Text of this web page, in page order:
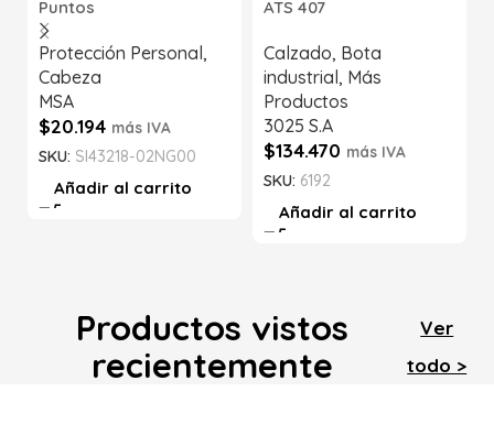
Puntos
Protección Personal,
Cabeza
MSA
$20.194 más IVA
SKU: SI43218-02NG00
Añadir al carrito
ATS 407
Calzado, Bota
industrial, Más
Productos
3025 S.A
$134.470 más IVA
SKU: 6192
Añadir al carrito
Productos vistos
recientemente
Ver
todo >